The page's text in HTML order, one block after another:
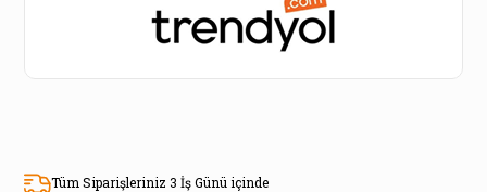
Tüm Siparişleriniz 3 İş Günü içinde